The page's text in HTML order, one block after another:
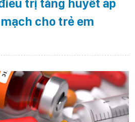
trị tăng huyết áp
cho trẻ em